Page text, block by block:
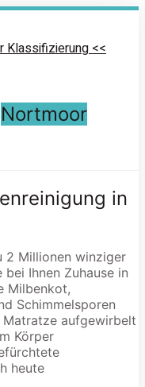
Klassifizierung <<
Nortmoor
in
2 Millionen winziger
Ihnen Zuhause in
Milbenkot,
Schimmelsporen
aufgewirbelt
Körper
heute